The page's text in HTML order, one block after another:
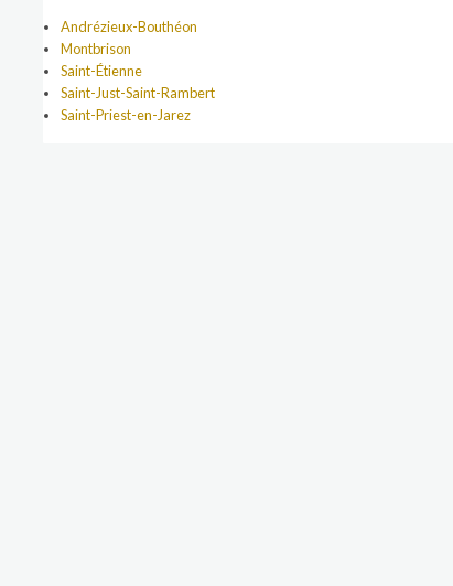
Andrézieux-Bouthéon
Montbrison
Saint-Étienne
Saint-Just-Saint-Rambert
Saint-Priest-en-Jarez